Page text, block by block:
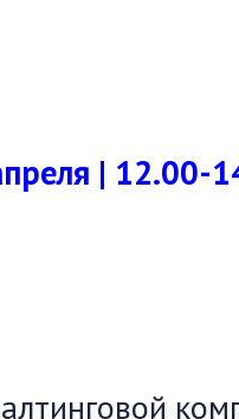
| 12.00-